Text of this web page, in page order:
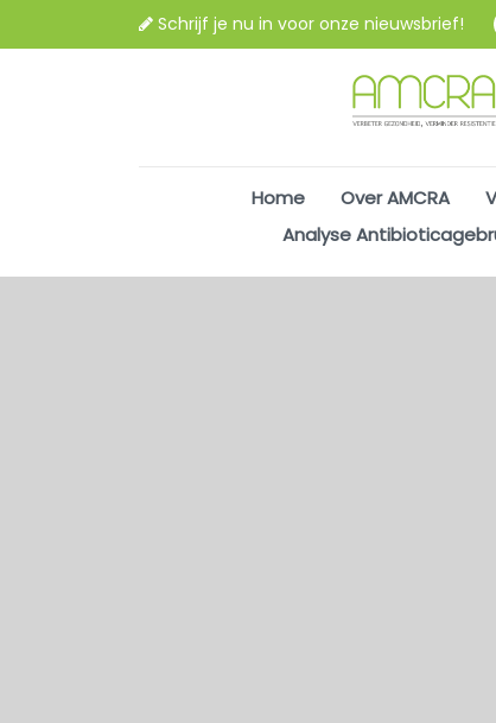
Schrijf je nu in voor onze nieuwsbrief!
Home Over AMCRA
Analyse